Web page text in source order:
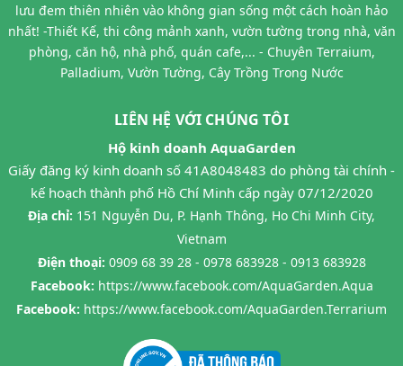
lưu đem thiên nhiên vào không gian sống một cách hoàn hảo
nhất! -Thiết Kế, thi công mảnh xanh, vườn tường trong nhà, văn
phòng, căn hộ, nhà phố, quán cafe,... - Chuyên Terraium,
Palladium, Vườn Tường, Cây Trồng Trong Nước
LIÊN HỆ VỚI CHÚNG TÔI
Hộ kinh doanh AquaGarden
Giấy đăng ký kinh doanh số 41A8048483 do phòng tài chính -
kế hoạch thành phố Hồ Chí Minh cấp ngày 07/12/2020
Địa chỉ: 151 Nguyễn Du, P. Hạnh Thông, Ho Chi Minh City,
Vietnam
Điện thoại: 0909 68 39 28 - 0978 683928 - 0913 683928
Facebook: https://www.facebook.com/AquaGarden.Aqua
Facebook: https://www.facebook.com/AquaGarden.Terrarium